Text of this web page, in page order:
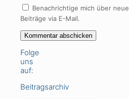
Benachrichtige mich über neue
Beiträge via E-Mail.
Folge
uns
auf:
Beitragsarchiv